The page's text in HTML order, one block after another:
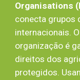
Organisations
conecta grupos
internacionais.
organização é
direitos dos
protegidos.